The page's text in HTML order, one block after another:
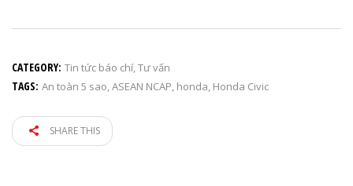
CATEGORY: Tin tức báo chí,Tư vấn
TAGS: An toàn 5 sao,ASEAN NCAP, honda, Honda Civic
SHARE THIS